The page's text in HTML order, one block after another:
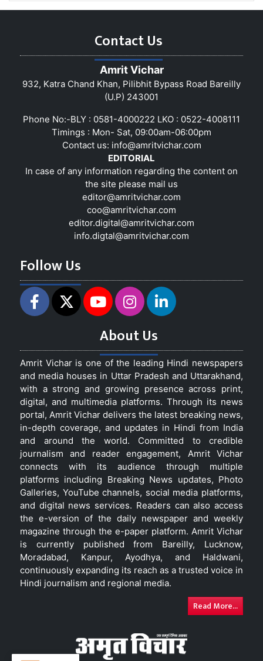
Contact Us
Amrit Vichar
932, Katra Chand Khan, Pilibhit Bypass Road Bareilly
(U.P) 243001
Phone No:-BLY : 0581-4000222 LKO : 0522-4008111
Timings : Mon- Sat, 09:00am-06:00pm
Contact us: info@amritvichar.com
EDITORIAL
In case of any information regarding the content on
the site please mail us
editor@amritvichar.com
coo@amritvichar.com
editor.digital@amritvichar.com
info.digtal@amritvichar.com
Follow Us
About Us
Amrit Vichar is one of the leading Hindi newspapers
and media houses in Uttar Pradesh and Uttarakhand,
with a strong and growing presence across print,
digital, and multimedia platforms. Through its news
portal, Amrit Vichar delivers the latest breaking news,
in-depth coverage, and updates in Hindi from India
and around the world. Committed to credible
journalism and reader engagement, Amrit Vichar
connects with its audience through multiple
platforms including Breaking News updates, Photo
Galleries, YouTube channels, social media platforms,
and digital news services. Readers can also access
the e-version of the daily newspaper and weekly
magazine through the e-paper platform. Amrit Vichar
is currently published from Bareilly, Lucknow,
Moradabad, Kanpur, Ayodhya, and Haldwani,
continuously expanding its reach as a trusted voice in
Hindi journalism and regional media.
Read More...